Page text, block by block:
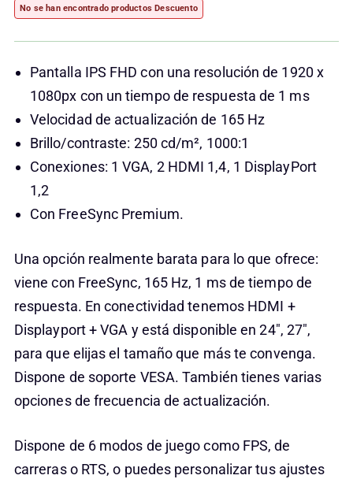
No se han encontrado productosDescuento
Pantalla IPS FHD con una resolución de 1920 x
1080px con un tiempo de respuesta de 1 ms
Velocidad de actualización de 165 Hz
Brillo/contraste: 250 cd/m², 1000:1
Conexiones: 1 VGA, 2 HDMI 1,4, 1 DisplayPort
1,2
Con FreeSync Premium.
Una opción realmente barata para lo que ofrece:
viene con FreeSync, 165 Hz, 1 ms de tiempo de
respuesta. En conectividad tenemos HDMI +
Displayport + VGA y está disponible en 24″, 27″,
para que elijas el tamaño que más te convenga.
Dispone de soporte VESA. También tienes varias
opciones de frecuencia de actualización.
Dispone de 6 modos de juego como FPS, de
carreras o RTS, o puedes personalizar tus ajustes